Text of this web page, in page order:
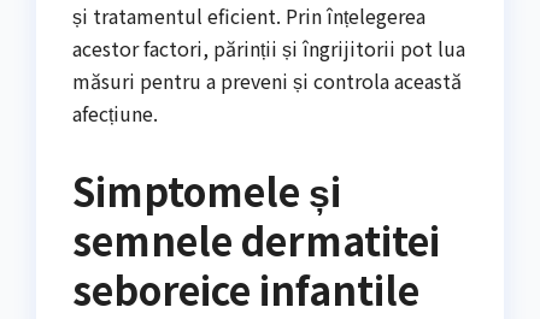
și tratamentul eficient. Prin înțelegerea
acestor factori, părinții și îngrijitorii pot lua
măsuri pentru a preveni și controla această
afecțiune.
Simptomele și
semnele dermatitei
seboreice infantile